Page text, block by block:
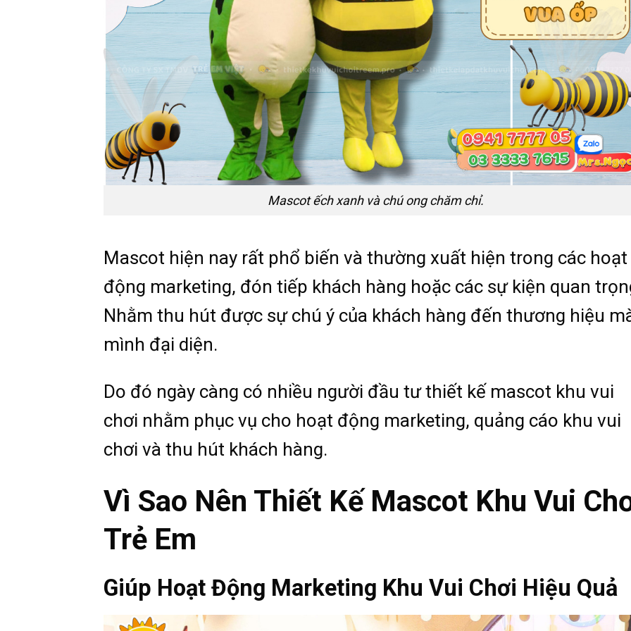
Mascot ếch xanh và chú ong chăm chỉ.
Mascot hiện nay rất phổ biến và thường xuất hiện trong các hoạt
động marketing, đón tiếp khách hàng hoặc các sự kiện quan
Nhằm thu hút được sự chú ý của khách hàng đến thương hiệu
mình đại diện.
Do đó ngày càng có nhiều người đầu tư thiết kế mascot khu vui
chơi nhằm phục vụ cho hoạt động marketing, quảng cáo khu vui
chơi và thu hút khách hàng.
Vì Sao Nên Thiết Kế Mascot Khu Vui
Trẻ Em
Giúp Hoạt Động Marketing Khu Vui Chơi Hiệu Quả